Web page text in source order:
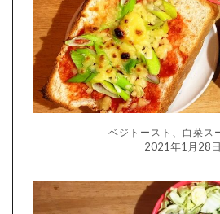
ベジトースト、白菜ス
2021年1月28日